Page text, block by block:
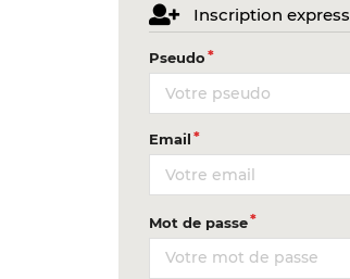
Inscription express
Pseudo
Email
Mot de passe